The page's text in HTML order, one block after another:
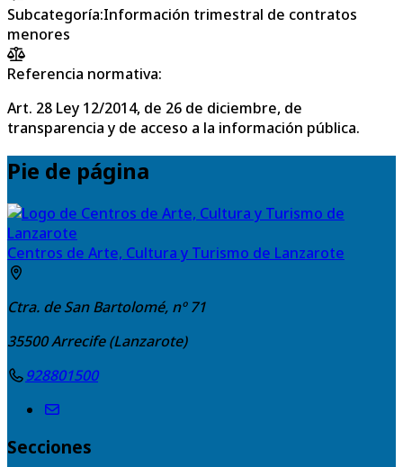
Subcategoría:Información trimestral de contratos
menores
Referencia normativa:
Art. 28 Ley 12/2014, de 26 de diciembre, de
transparencia y de acceso a la información pública.
Pie de página
Centros de Arte, Cultura y Turismo de Lanzarote
Ctra. de San Bartolomé, nº 71
35500Arrecife (Lanzarote)
928801500
Secciones